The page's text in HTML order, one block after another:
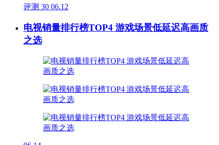
评测 30 06.12
电视销量排行榜TOP4 游戏场景低延迟高画质
之选